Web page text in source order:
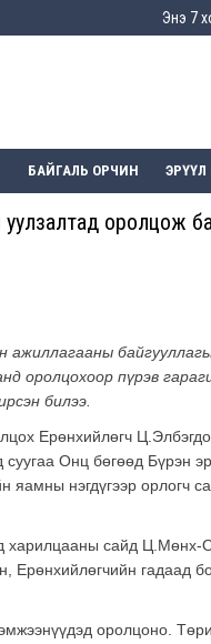
Энэ 7
БАЙГАЛЬ ОРЧИН
оролцож
оролцохоор пүрэв
билээ.
Ерөнхийлөгч
Онц бөгөөд Бүрэн
яамны нэгдүгээр орлогч
харилцааны сайд Ц.Мөнх-
Ерөнхийлөгчийн гадаад
оролцоно.